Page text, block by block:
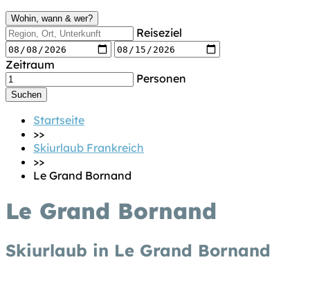
Wohin, wann & wer?
Reiseziel
Zeitraum
Personen
Startseite
>>
Skiurlaub Frankreich
>>
Le Grand Bornand
Le Grand Bornand
Skiurlaub in Le Grand Bornand